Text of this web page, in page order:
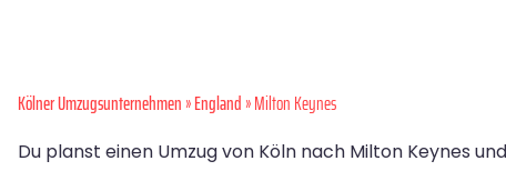
Kölner Umzugsunternehmen»England» Milton Keynes
Du planst einen Umzug von Köln nach Milton Keynes